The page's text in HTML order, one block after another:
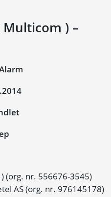
Multicom ) –
(org. nr. 556676-3545)
AS (org. nr. 976145178)